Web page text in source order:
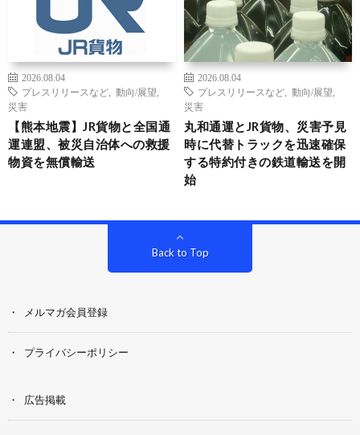
2026.08.04
プレスリリースなど
動向/展望
災害
【熊本地震】JR貨物と全国通
運連盟、被災自治体への救援
物資を無償輸送
2026.08.04
プレスリリースなど
動向/展望
災害
丸和通運とJR貨物、災害予見
時に代替トラックを迅速確保
する特約付きの鉄道輸送を開
始
Back to Top
メルマガ会員登録
プライバシーポリシー
広告掲載